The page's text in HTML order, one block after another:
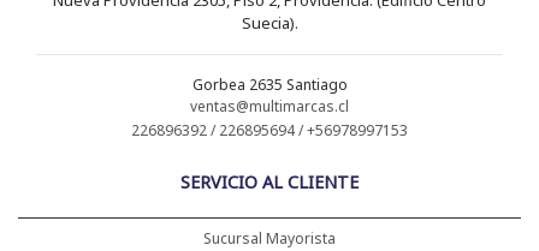
Suecia).
Gorbea 2635 Santiago
ventas@multimarcas.cl
226896392 / 226895694 / +56978997153
SERVICIO AL CLIENTE
Sucursal Mayorista